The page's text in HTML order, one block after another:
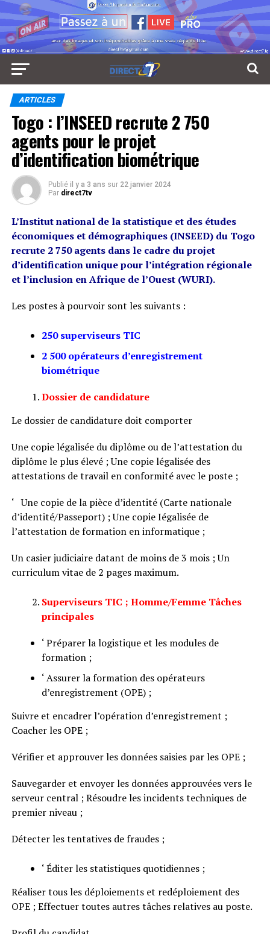
ARTICLES
Togo : l’INSEED recrute 2 750
agents pour le projet
d’identification biométrique
Publié il y a 3 ans sur 22 janvier 2024
Par direct7tv
L’Institut national de la statistique et des études
économiques et démographiques (INSEED) du Togo
recrute 2 750 agents dans le cadre du projet
d’identification unique pour l’intégration régionale
et l’inclusion en Afrique de l’Ouest (WURI).
Les postes à pourvoir sont les suivants :
250 superviseurs TIC
2 500 opérateurs d’enregistrement
biométrique
Dossier de candidature
Le dossier de candidature doit comporter
Une copie légalisée du diplôme ou de l’attestation du
diplôme le plus élevé ; Une copie légalisée des
attestations de travail en conformité avec le poste ;
‘ Une copie de la pièce d’identité (Carte nationale
d’identité/Passeport) ; Une copie Iégalisée de
l’attestation de formation en informatique ;
Un casier judiciaire datant de moins de 3 mois ; Un
curriculum vitae de 2 pages maximum.
Superviseurs TIC ; Homme/Femme Tâches
principales
‘ Préparer la logistique et les modules de
formation ;
‘ Assurer la formation des opérateurs
d’enregistrement (OPE) ;
Suivre et encadrer l’opération d’enregistrement ;
Coacher les OPE ;
Vérifier et approuver les données saisies par les OPE ;
Sauvegarder et envoyer les données approuvées vers le
serveur central ; Résoudre les incidents techniques de
premier niveau ;
Détecter les tentatives de fraudes ;
‘ Éditer les statistiques quotidiennes ;
Réaliser tous les déploiements et redéploiement des
OPE ; Effectuer toutes autres tâches relatives au poste.